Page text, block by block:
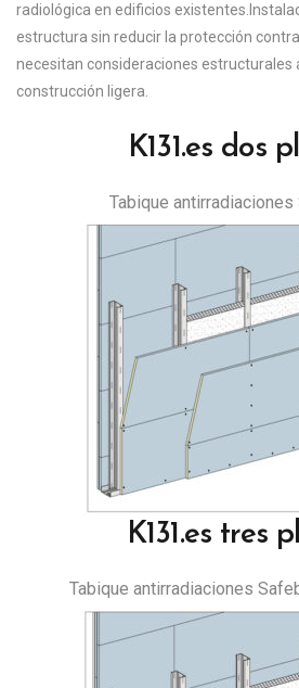
radiológica en edificios
estructura sin reducir la protección
necesitan consideraciones estructurales
construcción ligera.
K131.es dos
Tabique antirradiaciones
K131.es tres
Tabique antirradiaciones